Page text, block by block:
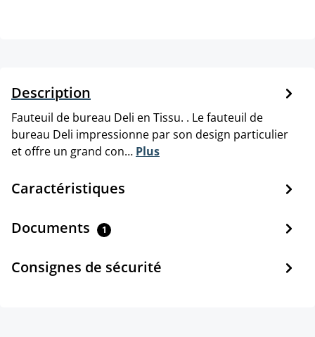
Description
Fauteuil de bureau Deli en Tissu. . Le fauteuil de
bureau Deli impressionne par son design particulier
et offre un grand con… Plus
Caractéristiques
Documents 1
Consignes de sécurité